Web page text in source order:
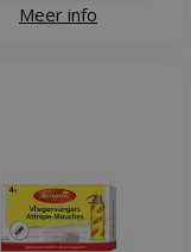
Meer info